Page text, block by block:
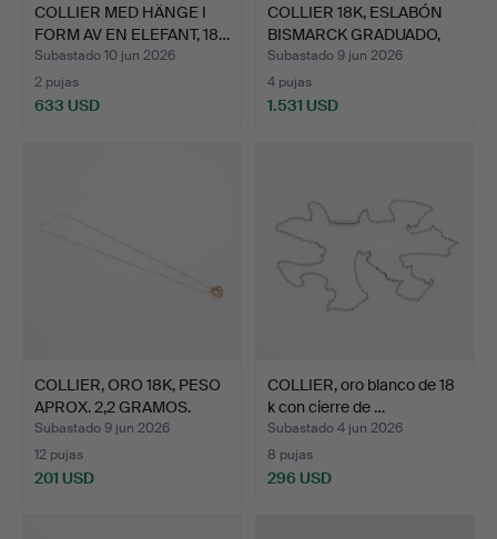
COLLIER MED HÄNGE I
FORM AV EN ELEFANT, 18…
Subastado 10 jun 2026
2 pujas
633 USD
COLLIER 18K, ESLABÓN
BISMARCK GRADUADO,
16…
Subastado 9 jun 2026
4 pujas
1.531 USD
COLLIER, ORO 18K, PESO
APROX. 2,2 GRAMOS.
Subastado 9 jun 2026
12 pujas
201 USD
COLLIER, oro blanco de 18
k con cierre de …
Subastado 4 jun 2026
8 pujas
296 USD